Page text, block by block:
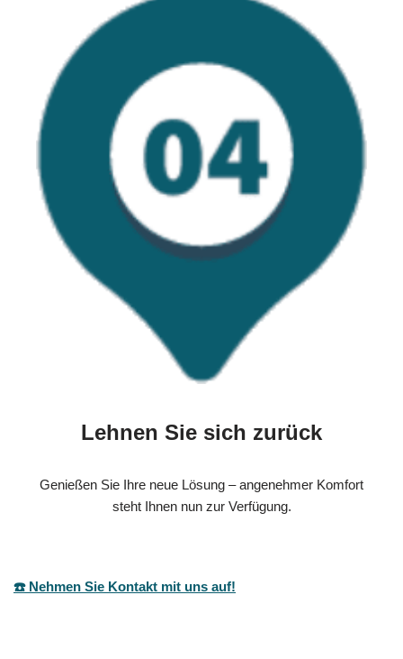
Lehnen Sie sich zurück
Genießen Sie Ihre neue Lösung – angenehmer Komfort
steht Ihnen nun zur Verfügung.
☎️ Nehmen Sie Kontakt mit uns auf!